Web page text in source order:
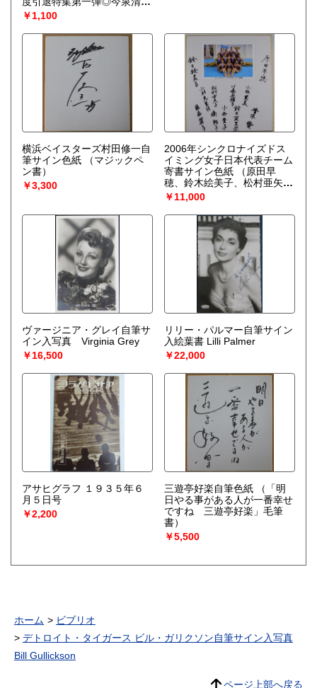
サントリー＞）
￥1,100
横浜ベイスターズ村田修一自
筆サイン色紙
（マジックペ
ン書）
￥3,300
2006年シンクロナイズドス
イミング女子日本代表チーム
寄書サイン色紙
（原田早
穂、鈴木絵美子、松村亜矢
子、川嶋奈緒子、小村恵里
佳、橘雅子、小林寛美、鈴木
英里奈、青木愛、小西貴子、
藤森麗子の１０名、マジック
ペン書）
￥11,000
ヴァージニア・グレイ自筆サ
イン入写真 Virginia Grey
￥16,500
リリー・パルマー自筆サイン
入絵葉書 Lilli Palmer
￥22,000
アサヒグラフ １９３５年６
月５日号
￥2,200
三遊亭好楽自筆色紙
（「明
日やる事がある人が一番幸せ
ですね 三遊亭好楽」毛筆
書）
￥5,500
ホーム
ビブリオ
デトロイト・タイガース ビル・ガリクソン自筆サイン入写真
Bill Gullickson
ページ上部へ戻る